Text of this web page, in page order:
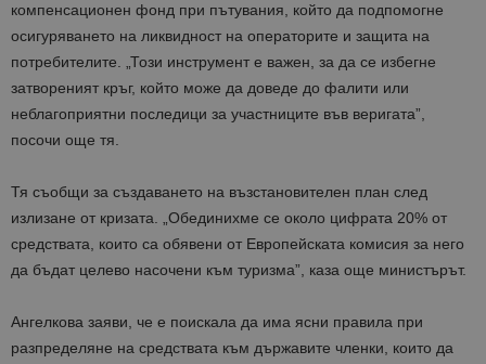
компенсационен фонд при пътувания, който да подпомогне
осигуряването на ликвидност на операторите и защита на
потребителите. „Този инструмент е важен, за да се избегне
затвореният кръг, който може да доведе до фалити или
неблагоприятни последици за участниците във веригата”,
посочи още тя.
Тя съобщи за създаването на възстановителен план след
излизане от кризата. „Обединихме се около цифрата 20% от
средствата, които са обявени от Европейската комисия за него
да бъдат целево насочени към туризма”, каза още министърът.
Ангелкова заяви, че е поискала да има ясни правила при
разпределяне на средствата към държавите членки, които да